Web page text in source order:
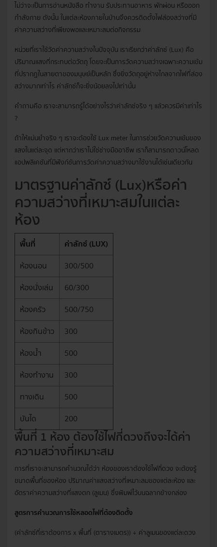
ไม่ว่าจะเป็นการอ่านหนังสือ ทำงาน รับประทานอาหาร พักผ่อน หรือออก
กำลังกาย ดังนั้น ในแต่ละห้องภายในบ้านจึงควรติดตั้งไฟส่องสว่างที่มี
ค่าความสว่างที่เพียงพอและเหมาะสมต่อกิจกรรม
หน่วยที่เราใช้วัดค่าความสว่างในปัจจุบัน เราเรียกว่าค่าลักซ์ (Lux) คือ
ปริมาณแสงที่กระทบต่อวัตถุ โดยจะเป็นการวัดความสว่างเฉพาะความเข้ม
ที่ปรากฏในสายตาของมนุษย์เป็นหลัก ซึ่งยิ่งวัตถุอยู่ห่างไกลจากไฟที่ส่อง
สว่างมากเท่าไร ค่าลักซ์ก็จะยิ่งน้อยลงไปเท่านั้น
คำถามคือ เราจะสามารถรู้ได้อย่างไรว่าค่าลักซ์จริง ๆ แล้วควรมีค่าเท่าไร
?
ถ้าให้แม่นยำจริง ๆ เราจะต้องใช้ Lux meter ในการช่วยวัดความเข้มของ
แสงในแต่ละจุด แต่หากว่าเราไม่ใช่ช่างมืออาชีพ เราก็สามารถดาวน์โหลด
แอปพลิเคชันที่มีฟังก์ชันการวัดค่าความสว่างมาใช้งานได้เช่นเดียวกัน
มาตรฐานค่าลักซ์ (Lux)หรือค่า
ความสว่างที่เหมาะสมในแต่ละ
ห้อง
พื้นที่
ค่าลักซ์ (LUX)
ห้องนอน
300/500
ห้องนั่งเล่น
60/300
ห้องครัว
500/750
ห้องกินข้าว
300
ห้องน้ำ
500
ห้องทำงาน
300
ทางเดิน
500
บันได
200
พื้นที่ 1 ห้อง ต้องใช้ไฟกี่ดวงถึงจะได้ค่า
ความสว่างที่เหมาะสม
การที่เราจะสามารถคำนวณได้ว่า ห้องของเราต้องใช้ไฟกี่ดวง จะต้องรู้
ขนาดพื้นที่ของห้อง ปริมาณค่าแสงสว่างที่เหมาะสมของแต่ละห้อง และ
อัตราค่าความสว่างที่แสงตก (ลูเมน) ซึ่งพิมพ์ไว้บนฉลากข้างกล่อง
สูตรการคำนวณการใช้หลอดไฟที่ต้องติดตั้ง
(ค่าลักซ์ที่เราต้องการ x พื้นที่ (ตารางเมตร)) ÷ ค่าลูเมนของแต่ละดวง